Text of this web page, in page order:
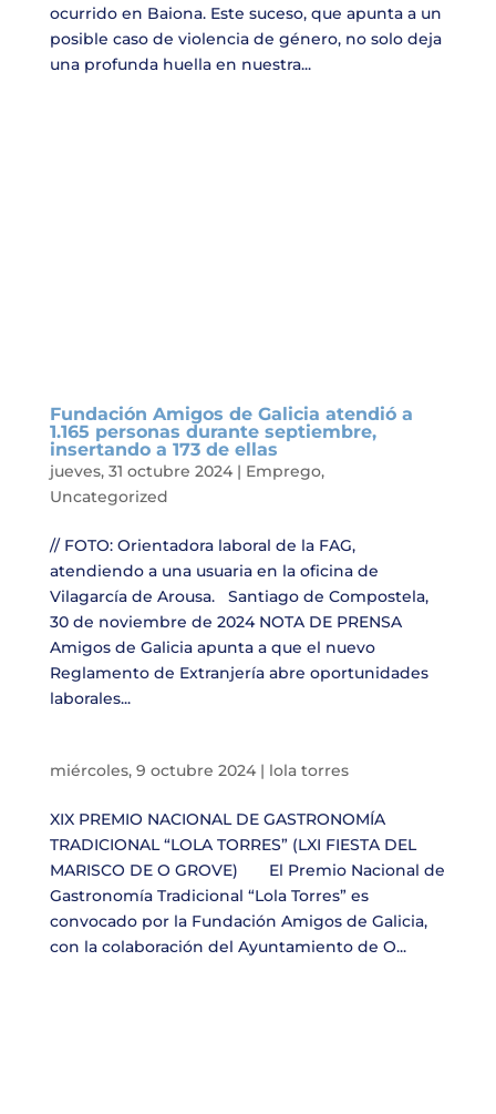
ocurrido en Baiona. Este suceso, que apunta a un
posible caso de violencia de género, no solo deja
una profunda huella en nuestra...
Fundación Amigos de Galicia atendió a
1.165 personas durante septiembre,
insertando a 173 de ellas
jueves, 31 octubre 2024| Emprego,
Uncategorized
// FOTO: Orientadora laboral de la FAG,
atendiendo a una usuaria en la oficina de
Vilagarcía de Arousa. Santiago de Compostela,
30 de noviembre de 2024 NOTA DE PRENSA
Amigos de Galicia apunta a que el nuevo
Reglamento de Extranjería abre oportunidades
laborales...
miércoles, 9 octubre 2024| lola torres
XIX PREMIO NACIONAL DE GASTRONOMÍA
TRADICIONAL “LOLA TORRES” (LXI FIESTA DEL
MARISCO DE O GROVE) El Premio Nacional de
Gastronomía Tradicional “Lola Torres” es
convocado por la Fundación Amigos de Galicia,
con la colaboración del Ayuntamiento de O...